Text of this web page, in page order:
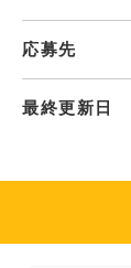
応募先
最終更新日